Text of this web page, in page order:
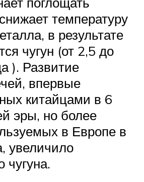
температуру
в результате
чугун (от 2,5 до
). Развитие
впервые
китайцами в 6
эры, но более
в Европе в
увеличило
чугуна.